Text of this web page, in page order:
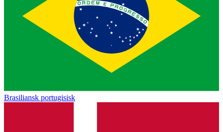
Brasiliansk portugisisk